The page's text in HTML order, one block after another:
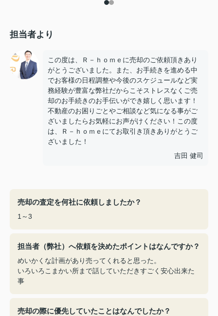
担当者より
この度は、Ｒ－ｈｏｍｅに売却のご依頼頂きあり
がとうございました。また、お手続きを進める中
でお客様の日程調整や今後のスケジュールなど実
務経験が豊富な弊社だからこそストレスなくご売
却のお手続きのお手伝いができ嬉しく思います！
不動産のお困りごとやご相談など気になる事がご
ざいましたらお気軽にお声がけください！この度
は、Ｒ－ｈｏｍｅにてお取引き頂きありがとうご
ざいました！
吉田 健司
売却の査定を何社に依頼しましたか？
1～3
担当者（弊社）へ依頼を決めたポイントはなんですか？
めいかくな計画があり売ってくれると思った。
いろいろこまかい所まで話していただきすごく安心出来た
事
売却の際に優先していたことはなんでしたか？